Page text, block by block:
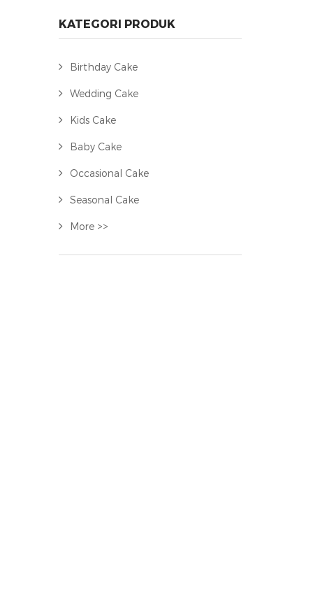
KATEGORI PRODUK
Birthday Cake
Wedding Cake
Kids Cake
Baby Cake
Occasional Cake
Seasonal Cake
More >>